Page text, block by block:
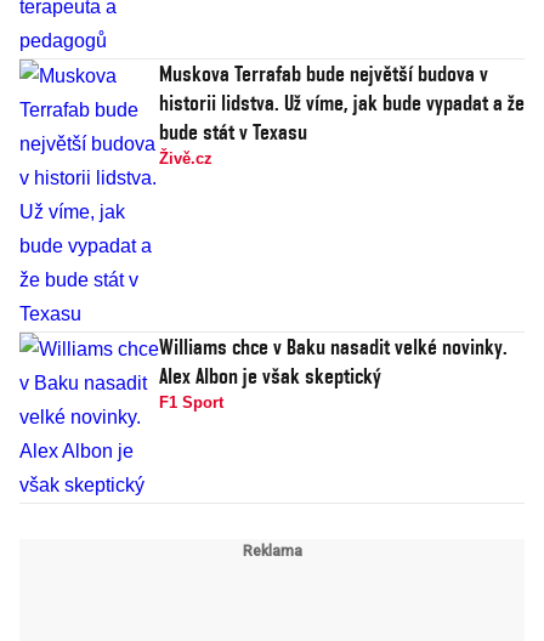
Muskova Terrafab bude největší budova v
historii lidstva. Už víme, jak bude vypadat a že
bude stát v Texasu
Živě.cz
Williams chce v Baku nasadit velké novinky.
Alex Albon je však skeptický
F1 Sport